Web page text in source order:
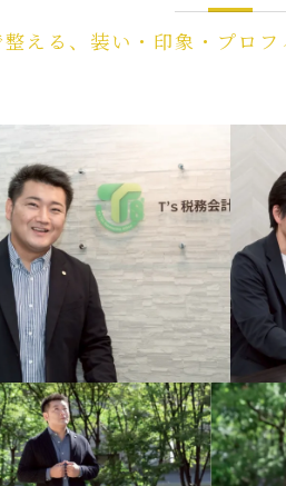
える、装い・印象・プロフ